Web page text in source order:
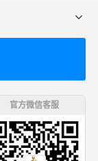
官方微信客服